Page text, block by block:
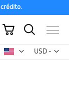
USD -
dólar
Mi carrito